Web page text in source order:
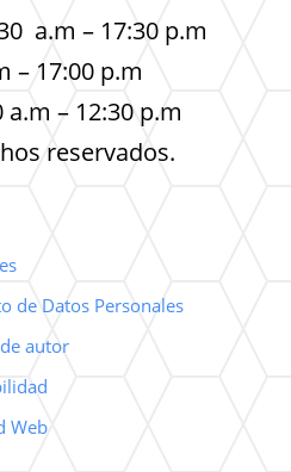
a.m – 17:30 p.m
– 17:00 p.m
– 12:30 p.m
reservados.
de Datos Personales
autor
Web